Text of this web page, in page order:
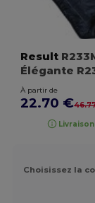
Result
Élégante
À partir de
22.70 €
Choisissez la